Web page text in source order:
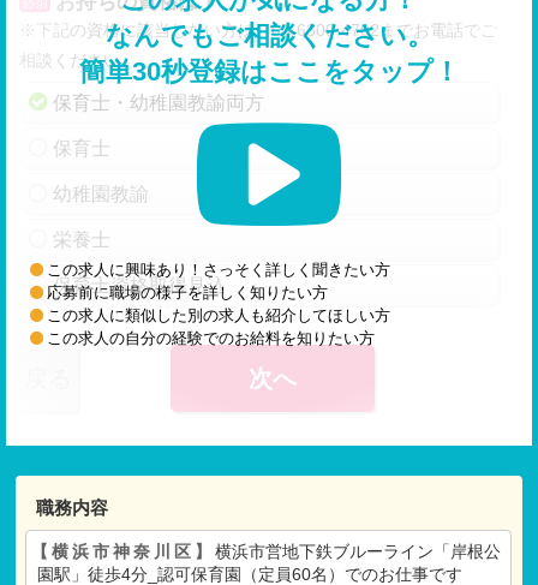
なんでもご相談ください。
簡単30秒登録はここをタップ！
この求人に興味あり！さっそく詳しく聞きたい方
応募前に職場の様子を詳しく知りたい方
この求人に類似した別の求人も紹介してほしい方
この求人の自分の経験でのお給料を知りたい方
※下記の資格に該当しない方は、03-6300-4702までお電話でご
相談ください。
保育士・幼稚園教諭両方
保育士
幼稚園教諭
栄養士
保育士資格取得見込
次へ
職務内容
【横浜市神奈川区】 横浜市営地下鉄ブルーライン「岸根公
園駅」徒歩4分_認可保育園（定員60名）でのお仕事です